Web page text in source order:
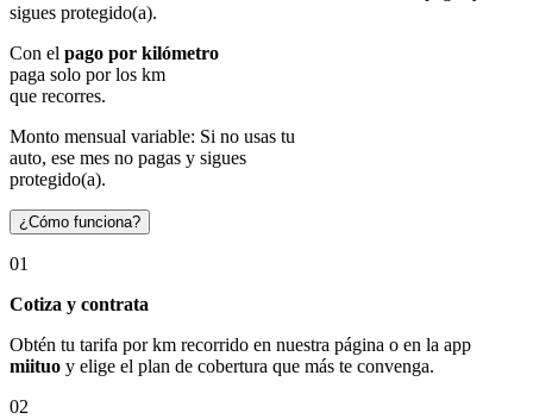
sigues protegido(a).
Con el pago por kilómetro
paga solo por los km
que recorres.
Monto mensual variable: Si no usas tu
auto, ese mes no pagas y sigues
protegido(a).
¿Cómo funciona?
01
Cotiza y contrata
Obtén tu tarifa por km recorrido en nuestra página o en la app
miituo y elige el plan de cobertura que más te convenga.
02